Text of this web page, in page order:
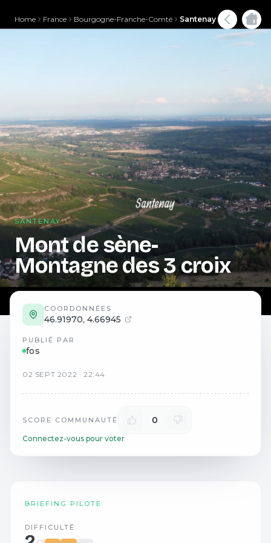
Home France Bourgogne-Franche-Comté Santenay
SANTENAY
Mont de sène-
Montagne des 3 croix
COORDONNÉES
46.91970, 4.66945
PUBLIÉ PAR
fos
02 SEPT 2022 ·22:44
SCORE COMMUNAUTÉ 0
Connectez-vous pour voter
BRIEFING PILOTE
DIFFICULTÉ